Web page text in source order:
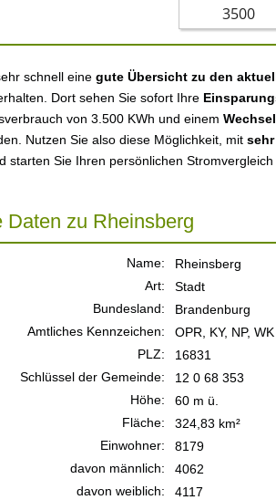
schnell eine gute Übersicht zu den
Dort sehen Sie sofort Ihre
von 3.500 KWh und einem
Nutzen Sie also diese Möglichkeit, mit
starten Sie Ihren persönlichen Stromvergleich
Daten zu Rheinsberg
Name:
Rheinsberg
Art:
Stadt
Bundesland:
Brandenburg
Amtliches Kennzeichen:
OPR, KY, NP, WK
PLZ:
16831
Schlüssel der Gemeinde:
12 0 68 353
Höhe:
60 m ü.
Fläche:
324,83 km²
Einwohner:
8179
davon männlich:
4062
davon weiblich:
4117